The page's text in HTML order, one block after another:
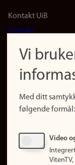
Footer
(no)
Kontakt UiB
Kontakt
Finn forsker
Presse
Finn studier
Ledige stillinger
Vi
Med ditt
følgende formål:
Video